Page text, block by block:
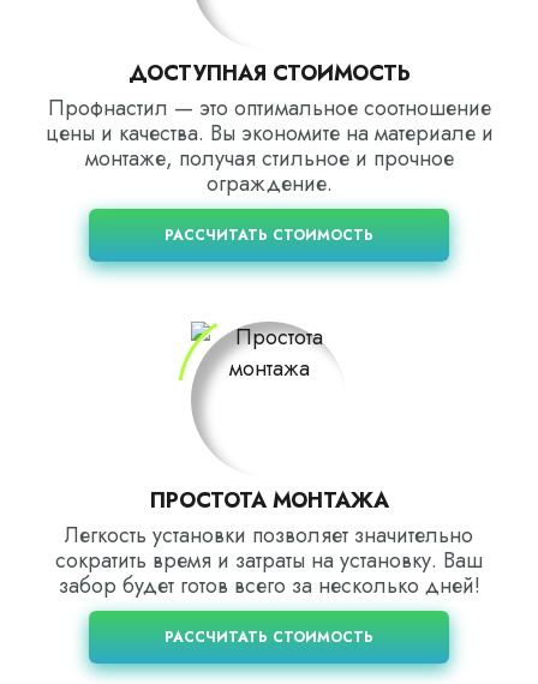
ДОСТУПНАЯ СТОИМОСТЬ
Профнастил — это оптимальное соотношение
цены и качества. Вы экономите на материале и
монтаже, получая стильное и прочное
ограждение.
РАССЧИТАТЬ СТОИМОСТЬ
ПРОСТОТА МОНТАЖА
Легкость установки позволяет значительно
сократить время и затраты на установку. Ваш
забор будет готов всего за несколько дней!
РАССЧИТАТЬ СТОИМОСТЬ